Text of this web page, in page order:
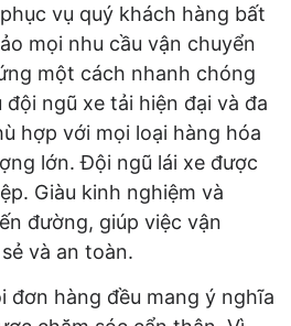
vụ quý khách hàng bất
mọi nhu cầu vận chuyển
một cách nhanh chóng
ngũ xe tải hiện đại và đa
hợp với mọi loại hàng hóa
lớn. Đội ngũ lái xe được
Giàu kinh nghiệm và
đường, giúp việc vận
và an toàn.
đơn hàng đều mang ý nghĩa